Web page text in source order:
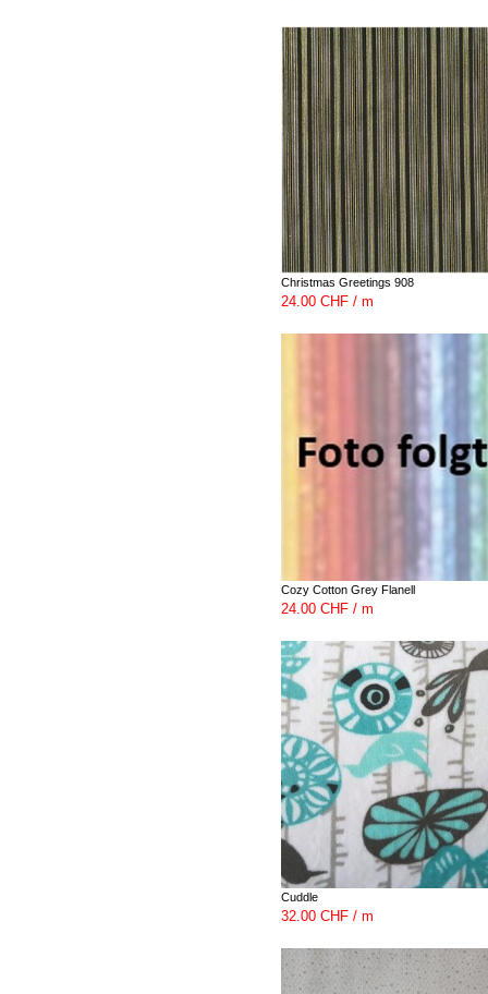
Christmas Greetings 908
24.00 CHF / m
Cozy Cotton Grey Flanell
24.00 CHF / m
Cuddle
32.00 CHF / m